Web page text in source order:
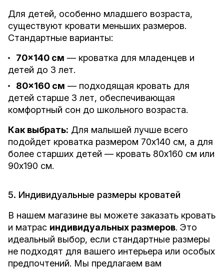
Для детей, особенно младшего возраста,
существуют кровати меньших размеров.
Стандартные варианты:
70x140 см — кроватка для младенцев и
детей до 3 лет.
80x160 см — подходящая кровать для
детей старше 3 лет, обеспечивающая
комфортный сон до школьного возраста.
Как выбрать: Для малышей лучше всего
подойдет кроватка размером 70x140 см, а для
более старших детей — кровать 80x160 см или
90x190 см.
5. Индивидуальные размеры кроватей
В нашем магазине вы можете заказать кровать
и матрас индивидуальных размеров. Это
идеальный выбор, если стандартные размеры
не подходят для вашего интерьера или особых
предпочтений. Мы предлагаем вам